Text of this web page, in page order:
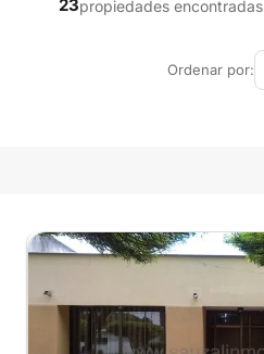
23propiedades encontradas
Ordenar por: